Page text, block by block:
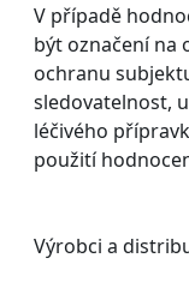
V případě
být označení na
ochranu
sledovatelnost,
léčivého
použití
Výrobci a